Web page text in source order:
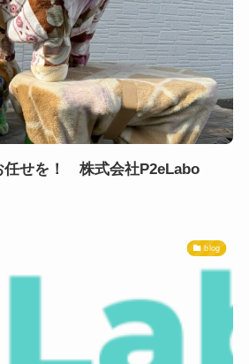
任せを！ 株式会社P2eLabo
blog